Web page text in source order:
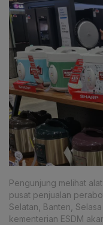
Pengunjung melihat
pusat penjualan
Selatan, Banten,
kementerian ESDM